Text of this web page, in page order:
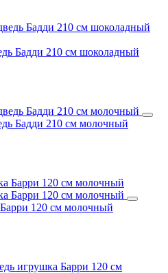
Бадди 210 см шоколадный
Бадди 210 см молочный
120 см молочный